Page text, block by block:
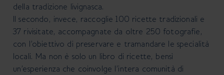
della tradizione livignasca.
Il secondo, invece, raccoglie 100 ricette tradizionali e
37 rivisitate, accompagnate da oltre 250 fotografie,
con l'obiettivo di preservare e tramandare le specialità
locali. Ma non è solo un libro di ricette, bensì
un'esperienza che coinvolge l'intera comunità di